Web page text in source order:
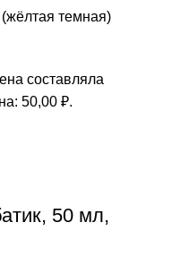
темная)
составляла
50,00 ₽.
50 мл,